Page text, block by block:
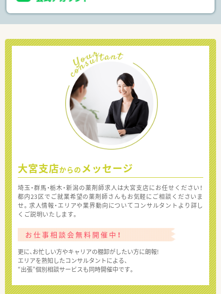
大宮支店からの メッセージ
埼玉・群馬・栃木・新潟の薬剤師求人は大宮支店にお任せください！
都内23区でご就業希望の薬剤師さんもお気軽にご相談くださいま
せ。求人情報・エリアや業界動向についてコンサルタントより詳し
くご説明いたします。
お仕事相談会無料開催中！
更に、お忙しい方やキャリアの棚卸がしたい方に朗報!
エリアを熟知したコンサルタントによる、
“出張”個別相談サービスも同時開催中です。